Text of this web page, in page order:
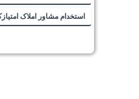
استخدام مشاور املاک